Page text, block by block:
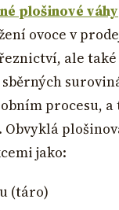
plošinové váhy
ovoce v
ale
procesu,
jako:
(táro)